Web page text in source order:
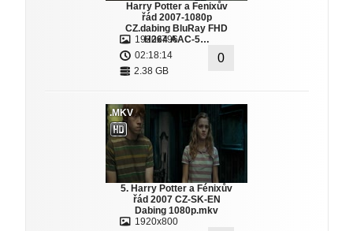
Harry Potter a Fenixův
řád 2007-1080p
CZ.dabing BluRay FHD
H264 AAC-5…
1920x796
02:18:14
2.38 GB
0
.MKV
5. Harry Potter a Fénixův
řád 2007 CZ-SK-EN
Dabing 1080p.mkv
1920x800